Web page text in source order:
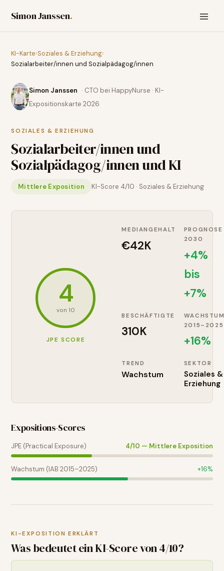
Simon Janssen.
KI-Karte›Soziales & Erziehung›
Sozialarbeiter/innen und Sozialpädagog/innen
Simon Janssen · CTO bei HappyNurse · KI-
Expositionskarte 2026
SOZIALES & ERZIEHUNG
Sozialarbeiter/innen und
Sozialpädagog/innenund KI
Mittlere Exposition KI-Score 4/10 · Soziales & Erziehung
4
von 10
JPE SCORE
MEDIANGEHALT
€42K
PROGNOSE
2030
+4%
bis
+7%
BESCHÄFTIGTE
310K
2015–2025
+16%
TREND
Wachstum
SEKTOR
Soziales &
Erziehung
Expositions-Scores
JPE (Practical Exposure) 4/10 — Mittlere Exposition
Wachstum (IAB 2015–2025) +16%
KI-EXPOSITION ERKLÄRT
Was bedeutet ein KI-Score von4/10?